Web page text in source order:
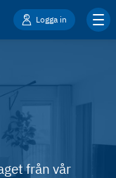
Logga in
från vår